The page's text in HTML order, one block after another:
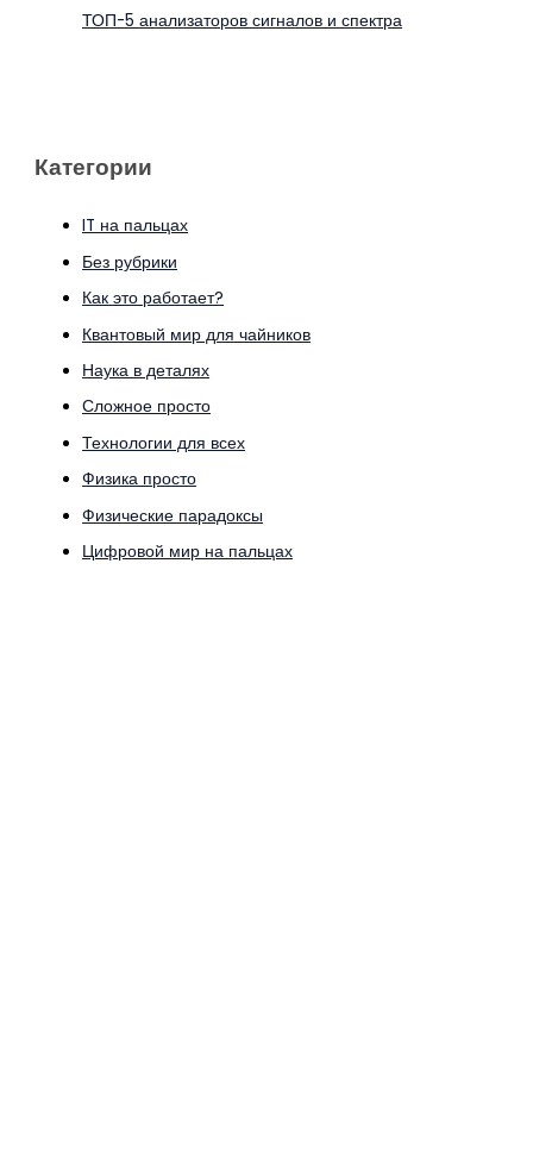
ТОП-5 анализаторов сигналов и спектра
Категории
IT на пальцах
Без рубрики
Как это работает?
Квантовый мир для чайников
Наука в деталях
Сложное просто
Технологии для всех
Физика просто
Физические парадоксы
Цифровой мир на пальцах